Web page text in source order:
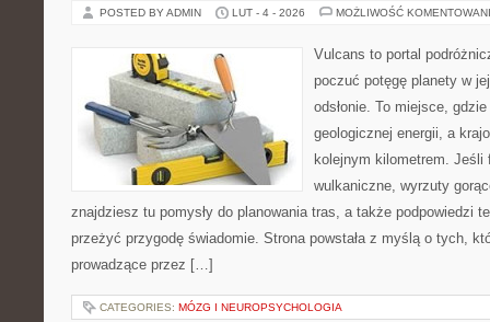
POSTED BY ADMIN LUT - 4 - 2026 MOŻLIWOŚĆ
Vulcans to portal
poczuć potęgę planety w
odsłonie. To miejsce,
geologicznej energii, a
kolejnym kilometrem.
wulkaniczne, wyrzuty
znajdziesz tu pomysły do planowania tras, a także podpowiedzi
przeżyć przygodę świadomie. Strona powstała z myślą o tych,
prowadzące przez […]
CATEGORIES: MÓZG I NEUROPSYCHOLOGIA